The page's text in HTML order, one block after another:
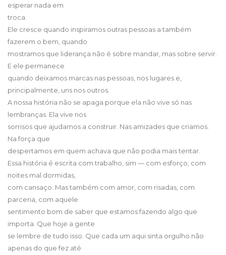
esperar nada em
troca.
Ele cresce quando inspiramos outras pessoas a também
fazerem o bem, quando
mostramos que liderança não é sobre mandar, mas sobre servir.
E ele permanece
quando deixamos marcas nas pessoas, nos lugares e,
principalmente, uns nos outros.
A nossa história não se apaga porque ela não vive só nas
lembranças. Ela vive nos
sorrisos que ajudamos a construir. Nas amizades que criamos.
Na força que
despertamos em quem achava que não podia mais tentar.
Essa história é escrita com trabalho, sim — com esforço, com
noites mal dormidas,
com cansaço. Mas também com amor, com risadas, com
parceria, com aquele
sentimento bom de saber que estamos fazendo algo que
importa. Que hoje a gente
se lembre de tudo isso. Que cada um aqui sinta orgulho não
apenas do que fez até